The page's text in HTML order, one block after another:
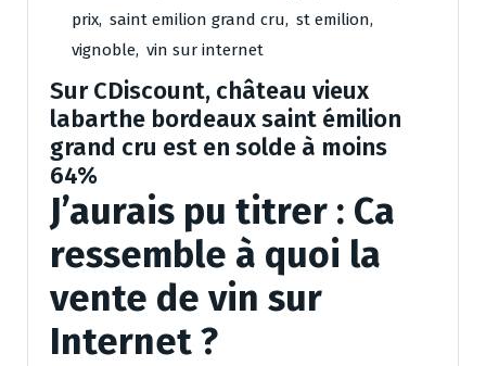
prix, saint emilion grand cru, st emilion,
vignoble, vin sur internet
Sur CDiscount, château vieux
labarthe bordeaux saint émilion
grand cru est en solde à moins
64%
J’aurais pu titrer : Ca
ressemble à quoi la
vente de vin sur
Internet ?